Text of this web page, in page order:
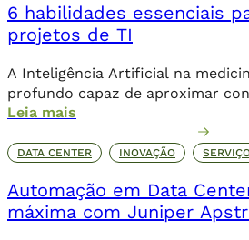
6 habilidades essenciais
projetos de TI
A Inteligência Artificial na
profundo capaz de aproximar
necessariamente a contribuição
Leia mais
DATA CENTER INOVAÇÃO
Automação em Data
máxima com Juniper